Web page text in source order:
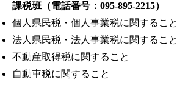
課税班（電話番号：095-895-2215）
個人県民税・個人事業税に関すること
法人県民税・法人事業税に関すること
不動産取得税に関すること
自動車税に関すること